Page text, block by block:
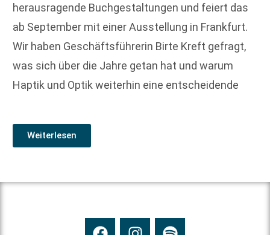
herausragende Buchgestaltungen und feiert das
ab September mit einer Ausstellung in Frankfurt.
Wir haben Geschäftsführerin Birte Kreft gefragt,
was sich über die Jahre getan hat und warum
Haptik und Optik weiterhin eine entscheidende
Weiterlesen